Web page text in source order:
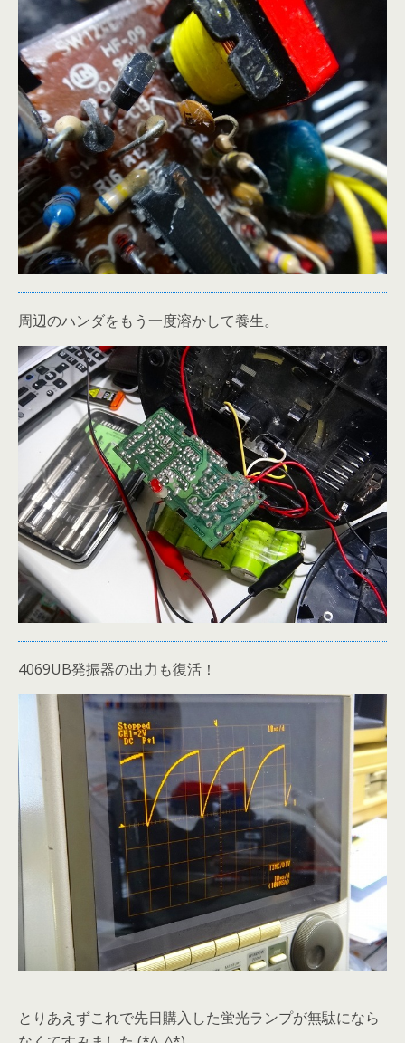
周辺のハンダをもう一度溶かして養生。
4069UB発振器の出力も復活！
とりあえずこれで先日購入した蛍光ランプが無駄になら